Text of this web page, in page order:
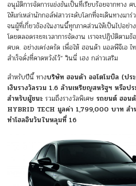
อนุมัติการจัดการแข่งขันเป็นที่เรียบร้อยจากทาง
ให้แก่เหล่านักกอล์ฟสาวระดับโลกที่จะเดินทางมา
จนผู้ที่เกี่ยวข้องในงานนี้ทุกภาคส่วนให้เป็นไปอย่
โดยตลอดระยะเวลาการจัดงาน เราจะปฏิบัติตาม
ศบค. อย่างเคร่งครัด เพื่อให้ ฮอนด้า แอลพีจีเอ
สำเร็จดั่งที่คาดหวังไว้” วินนี่ เฮง กล่าวเสริม
สำหรับปีนี้ ทางบริษัท ฮอนด้า ออโตโมบิล (ปร
เงินรางวัลรวม 1.6 ล้านเหรียญสหรัฐฯ หรือป
สำหรับผู้ชนะ รวมถึงรางวัลพิเศษ รถยนต์ ฮอน
HYBRID TECH มูลค่า 1,799,000 บาท สำ
ทำโฮลอินวันในหลุมที่ 16